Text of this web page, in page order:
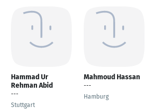
Hammad Ur
Rehman Abid
---
Stuttgart
Mahmoud Hassan
---
Hamburg